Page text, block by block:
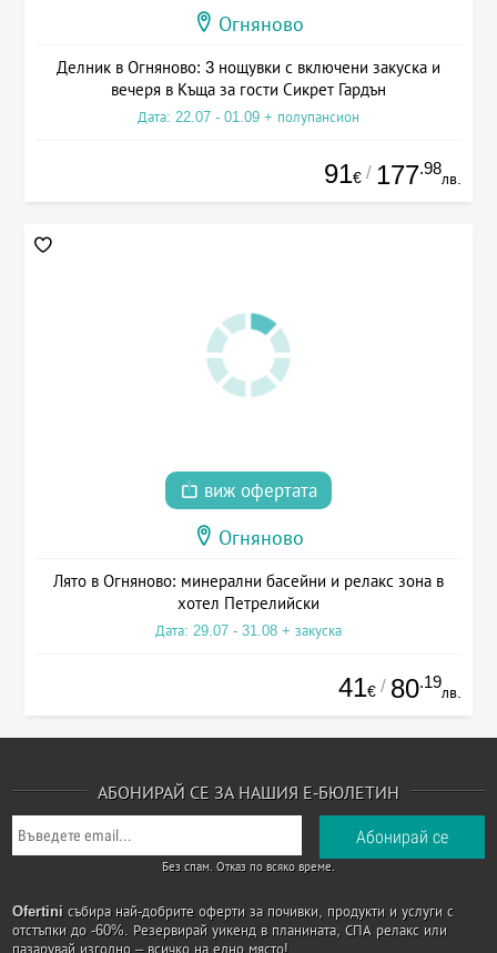
Огняново
Делник в Огняново: 3 нощувки с включени закуска и
вечеря в Къща за гости Сикрет Гардън
Дата: 22.07 - 01.09 + полупансион
91€ / 177.98
лв.
виж офертата
Огняново
Лято в Огняново: минерални басейни и релакс зона в
хотел Петрелийски
Дата: 29.07 - 31.08 + закуска
41€ / 80.19
лв.
АБОНИРАЙ СЕ ЗА НАШИЯ Е-БЮЛЕТИН
Без спам. Отказ по всяко време.
Ofertini събира най-добрите оферти за почивки, продукти и услуги с
отстъпки до -60%. Резервирай уикенд в планината, СПА релакс или
пазарувай изгодно – всичко на едно място!